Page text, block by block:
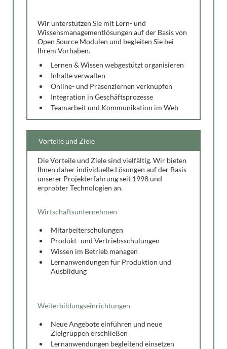
Wir unterstützen Sie mit Lern- und
Wissensmanagementlösungen auf der Basis von
Open Source Modulen und begleiten Sie bei
Ihrem Vorhaben.
Lernen & Wissen webgestützt organisieren
Inhalte verwalten
Online- und Präsenzlernen verknüpfen
Integration in Geschäftsprozesse
Teamarbeit und Kommunikation im Web
Vorteile und Ziele
Die Vorteile und Ziele sind vielfältig. Wir bieten
Ihnen daher individuelle Lösungen auf der Basis
unserer Projekterfahrung seit 1998 und
erprobter Technologien an.
Wirtschaftsunternehmen
Mitarbeiterschulungen
Produkt- und Vertriebsschulungen
Wissen im Betrieb managen
Lernanwendungen für Produktion und
Ausbildung
Weiterbildungseinrichtungen
Neue Angebote einführen und neue
Zielgruppen erschließen
Lernanwendungen begleitend einsetzen